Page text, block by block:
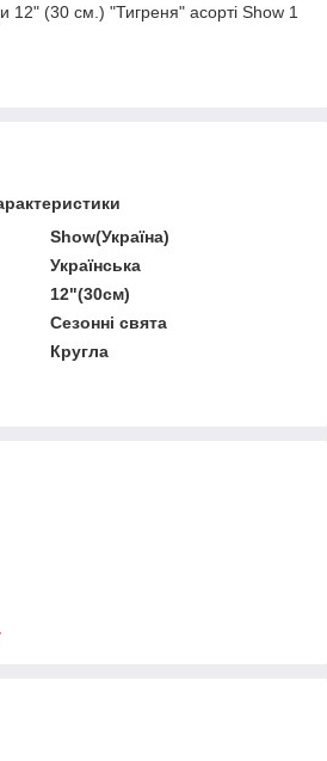
12" (30 см.) "Тигреня" асорті Show 1
Show(Україна)
Українська
12"(30см)
Сезонні свята
Кругла